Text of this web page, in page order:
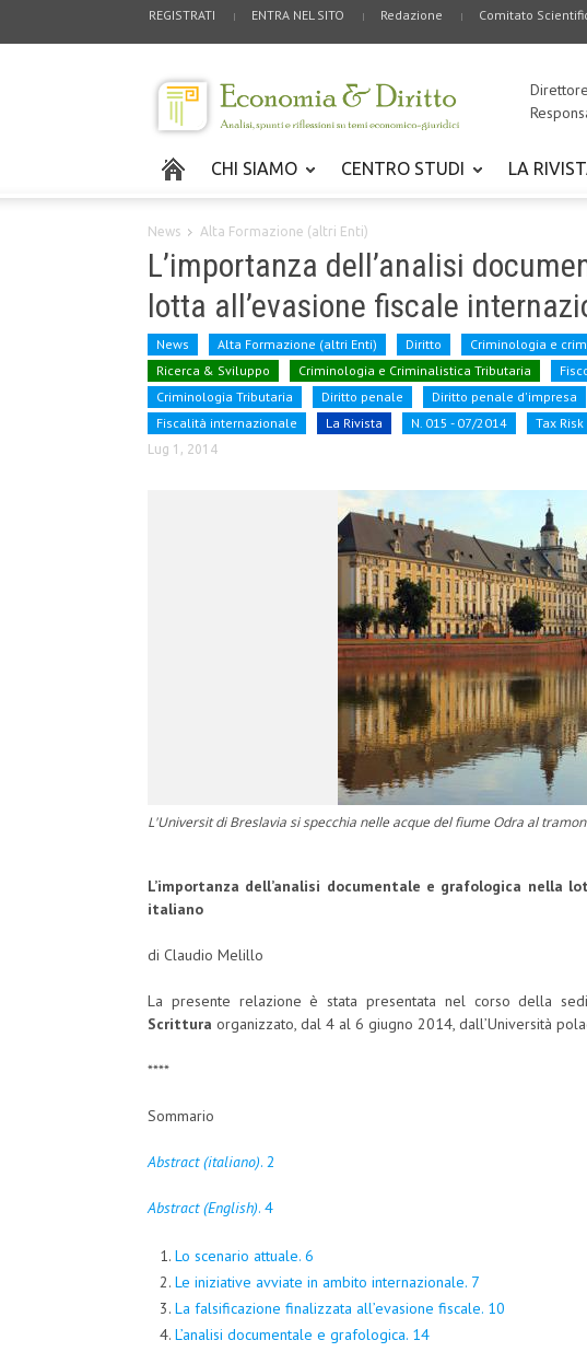
REGISTRATI ENTRA NEL SITO Redazione Comitato
CHI SIAMO CENTRO STUDI LA
News Alta Formazione (altri Enti)
L’importanza dell’analisi
lotta all’evasione fiscale
News Alta Formazione (altri Enti) Diritto
Criminologia e
Ricerca & Sviluppo
Criminologia e Criminalistica Tributaria
Criminologia Tributaria
Diritto penale Diritto penale d'impresa
Fiscalità internazionale
La Rivista N. 015 - 07/2014 Tax
Lug 1, 2014
L'Universit di Breslavia si specchia nelle acque del fiume Odra al
L’importanza dell’analisi documentale e grafologica nella
italiano
di Claudio Melillo
La presente relazione è stata presentata nel corso della
Scrittura organizzato, dal 4 al 6 giugno 2014, dall’Università
****
Sommario
Abstract (italiano). 2
Abstract (English). 4
Lo scenario attuale. 6
Le iniziative avviate in ambito internazionale. 7
La falsificazione finalizzata all’evasione fiscale. 10
L’analisi documentale e grafologica. 14